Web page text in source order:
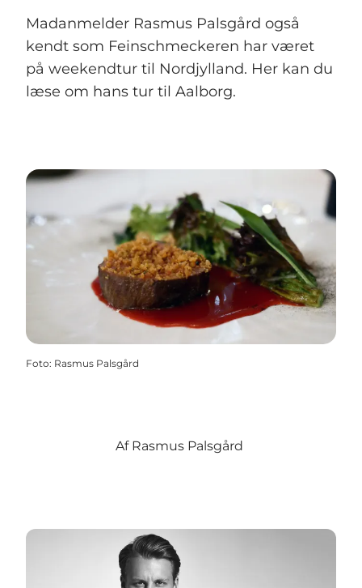
Madanmelder Rasmus Palsgård også
kendt som Feinschmeckeren har været
på weekendtur til Nordjylland. Her kan du
læse om hans tur til Aalborg.
Foto: Rasmus Palsgård
Af Rasmus Palsgård